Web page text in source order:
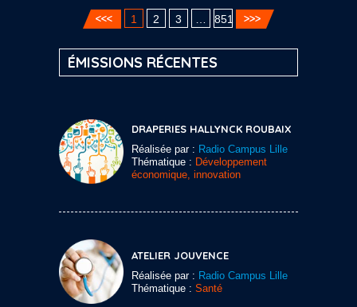
1 2 3 851
ÉMISSIONS RÉCENTES
DRAPERIES HALLYNCK ROUBAIX
Réalisée par : Radio Campus Lille
Thématique : Développement
économique, innovation
ATELIER JOUVENCE
Réalisée par : Radio Campus Lille
Thématique : Santé